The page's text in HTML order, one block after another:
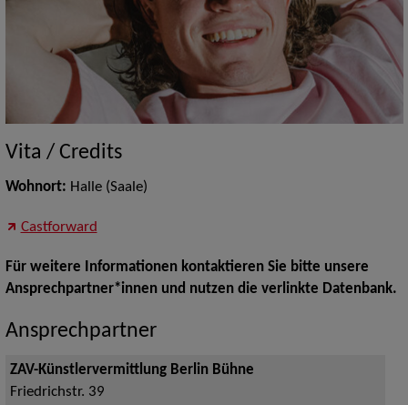
Vita / Credits
Wohnort: Halle (Saale)
Castforward
Für weitere Informationen kontaktieren Sie bitte unsere
Ansprechpartner*innen und nutzen die verlinkte Datenbank.
Ansprechpartner
ZAV-Künstlervermittlung Berlin Bühne
Friedrichstr. 39